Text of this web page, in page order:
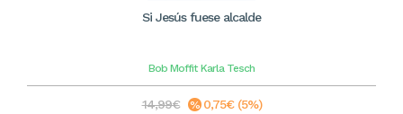
Si Jesús fuese alcalde
Bob Moffit Karla Tesch
14,99€ 0,75€ (5%)